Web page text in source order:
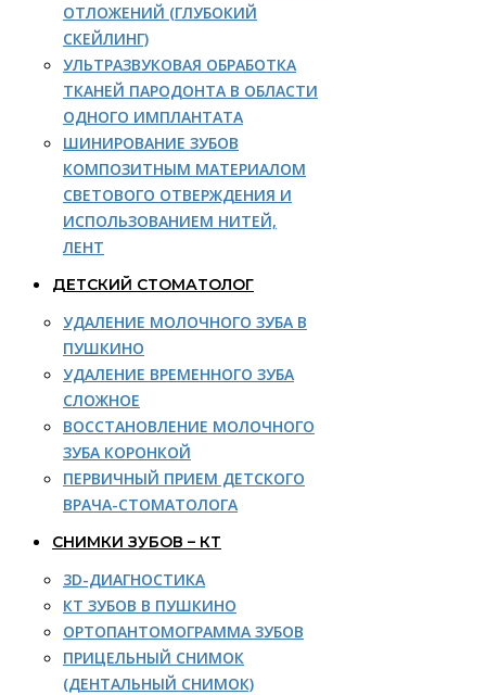
ОТЛОЖЕНИЙ (ГЛУБОКИЙ
СКЕЙЛИНГ)
УЛЬТРАЗВУКОВАЯ ОБРАБОТКА
ТКАНЕЙ ПАРОДОНТА В ОБЛАСТИ
ОДНОГО ИМПЛАНТАТА
ШИНИРОВАНИЕ ЗУБОВ
КОМПОЗИТНЫМ МАТЕРИАЛОМ
СВЕТОВОГО ОТВЕРЖДЕНИЯ И
ИСПОЛЬЗОВАНИЕМ НИТЕЙ,
ЛЕНТ
ДЕТСКИЙ СТОМАТОЛОГ
УДАЛЕНИЕ МОЛОЧНОГО ЗУБА В
ПУШКИНО
УДАЛЕНИЕ ВРЕМЕННОГО ЗУБА
СЛОЖНОЕ
ВОССТАНОВЛЕНИЕ МОЛОЧНОГО
ЗУБА КОРОНКОЙ
ПЕРВИЧНЫЙ ПРИЕМ ДЕТСКОГО
ВРАЧА-СТОМАТОЛОГА
СНИМКИ ЗУБОВ – КТ
3D-ДИАГНОСТИКА
КТ ЗУБОВ В ПУШКИНО
ОРТОПАНТОМОГРАММА ЗУБОВ
ПРИЦЕЛЬНЫЙ СНИМОК
(ДЕНТАЛЬНЫЙ СНИМОК)